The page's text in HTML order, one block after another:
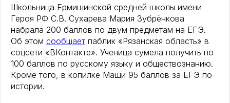
Школьница Ермишинской средней школы имени
Героя РФ С.В. Сухарева Мария Зубрёнкова
набрала 200 баллов по двум предметам на ЕГЭ.
Об этом сообщает паблик «Рязанская область» в
соцсети «ВКонтакте». Ученица сумела получить по
100 баллов по русскому языку и обществознанию.
Кроме того, в копилке Маши 95 баллов за ЕГЭ по
истории.